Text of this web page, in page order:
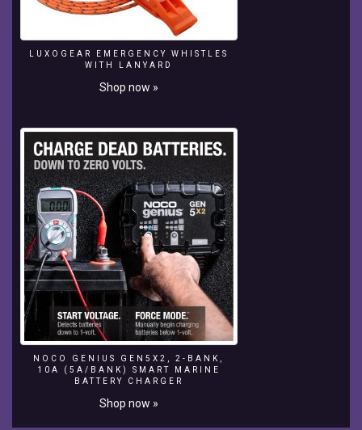
"The
Der
berühmte
YouTube
Star
Izzi
war
auch
am
Start
und
wir
konnten
ihn
Interviewn.
Interview:
v=QHFRx4J_Ldo&t=37s
LUXOGEAR EMERGENCY WHISTLES
WITH LANYARD
Shop now »
NOCO GENIUS GEN5X2, 2-BANK,
10A (5A/BANK) SMART MARINE
BATTERY CHARGER
Shop now »